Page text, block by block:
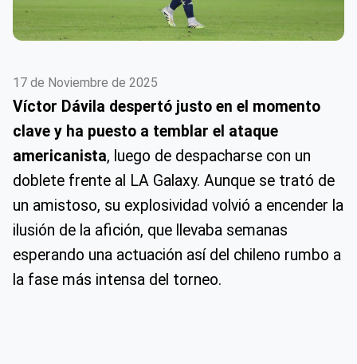
17 de Noviembre de 2025
Víctor Dávila despertó justo en el momento
clave y ha puesto a temblar el ataque
americanista, luego de despacharse con un
doblete frente al LA Galaxy. Aunque se trató de
un amistoso, su explosividad volvió a encender la
ilusión de la afición, que llevaba semanas
esperando una actuación así del chileno rumbo a
la fase más intensa del torneo.